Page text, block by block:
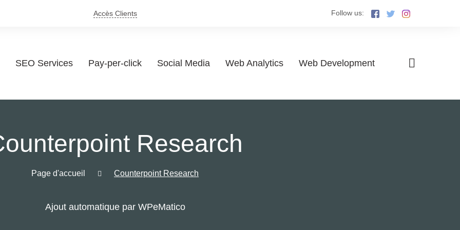
Accès Clients Follow us:
SEO Services Pay-per-click Social Media Web Analytics Web Development
Research
Page d'accueil Counterpoint Research
Ajout automatique par WPeMatico